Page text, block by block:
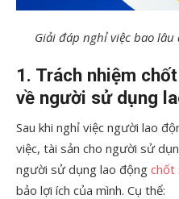
Giải đáp nghỉ việc bao
1. Trách nhiệm
về người sử dụng
Sau khi nghỉ việc người lao
việc, tài sản cho người sử
người sử dụng lao động chốt
bảo lợi ích của mình. Cụ thể: